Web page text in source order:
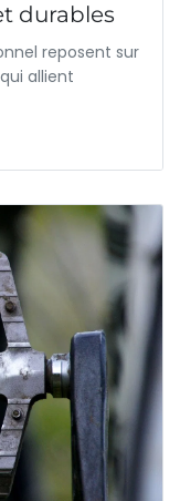
durables
reposent sur
allient